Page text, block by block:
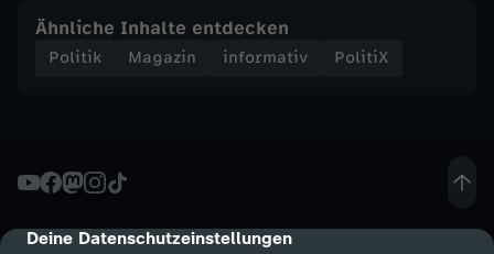
cmp-dialog-description
Deine Datenschutzeinstellungen
n
e
n
Ähnliche Inhalte entdecken
Politik Magazin informativ PolitiX